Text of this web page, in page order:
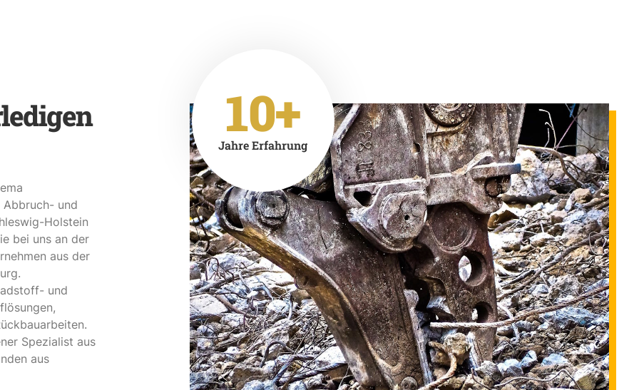
Abbruch- und
Holstein
bei uns an der
aus der
und
Spezialist aus
aus
10+
Jahre Erfahrung